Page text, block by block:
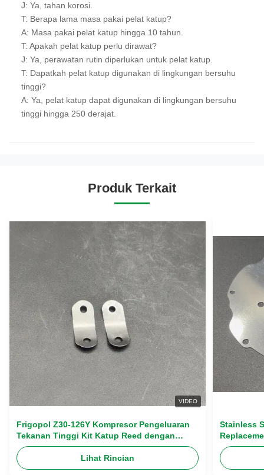
J: Ya, tahan korosi.
T: Berapa lama masa pakai pelat katup?
A: Masa pakai pelat katup hingga 10 tahun.
T: Apakah pelat katup perlu dirawat?
J: Ya, perawatan rutin diperlukan untuk pelat katup.
T: Dapatkah pelat katup digunakan di lingkungan bersuhu
tinggi?
A: Ya, pelat katup dapat digunakan di lingkungan bersuhu
tinggi hingga 250 derajat.
Produk Terkait
VIDEO
Frigopol Z30-126Y Kompresor Pengeluaran
Tekanan Tinggi Kit Katup Reed dengan
Premium Stainless Steel Complete Overhaul
Kit
Lihat Rincian
Stainless
Exhaust